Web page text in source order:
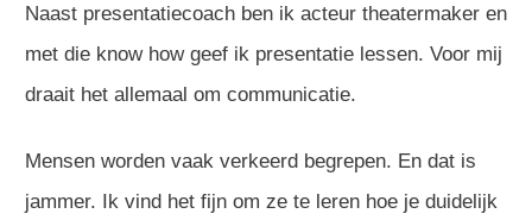
Naast presentatiecoach ben ik acteur theatermaker en
met die know how geef ik presentatie lessen. Voor mij
draait het allemaal om communicatie.
Mensen worden vaak verkeerd begrepen. En dat is
jammer. Ik vind het fijn om ze te leren hoe je duidelijk